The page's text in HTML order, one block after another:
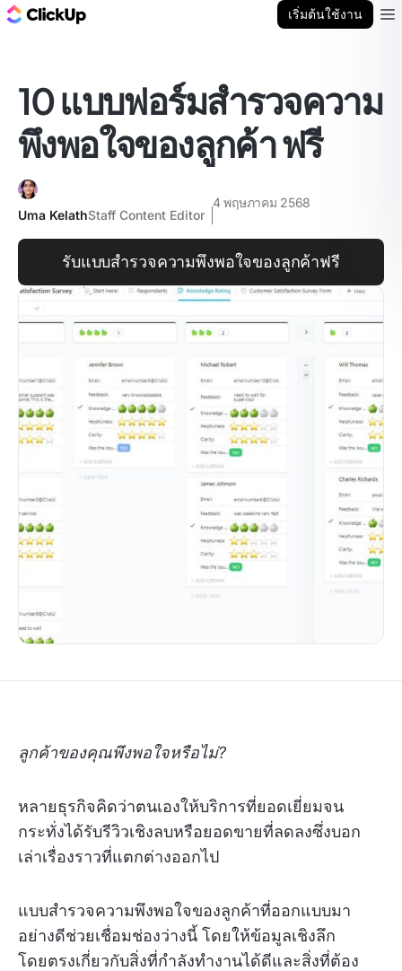
เริ่มต้นใช้งาน
10 แบบฟอร์มสำรวจความ
พึงพอใจของลูกค้า ฟรี
Uma KelathStaff Content Editor
4 พฤษภาคม 2568
รับแบบสำรวจความพึงพอใจของลูกค้าฟรี
ลูกค้าของคุณพึงพอใจหรือไม่?
หลายธุรกิจคิดว่าตนเองให้บริการที่ยอดเยี่ยมจน
กระทั่งได้รับรีวิวเชิงลบหรือยอดขายที่ลดลงซึ่งบอก
เล่าเรื่องราวที่แตกต่างออกไป
แบบสำรวจความพึงพอใจของลูกค้าที่ออกแบบมา
อย่างดีช่วยเชื่อมช่องว่างนี้ โดยให้ข้อมูลเชิงลึก
โดยตรงเกี่ยวกับสิ่งที่กำลังทำงานได้ดีและสิ่งที่ต้อง